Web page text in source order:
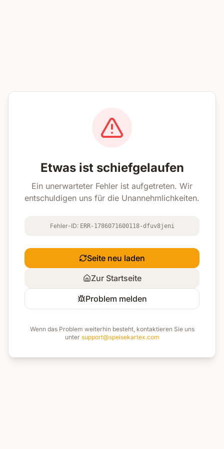
Etwas ist schiefgelaufen
Ein unerwarteter Fehler ist aufgetreten. Wir
entschuldigen uns für die Unannehmlichkeiten.
Fehler-ID: ERR-1786071600118-dfuv8jeni
Seite neu laden
Zur Startseite
Problem melden
Wenn das Problem weiterhin besteht, kontaktieren Sie uns
unter support@speisekartex.com